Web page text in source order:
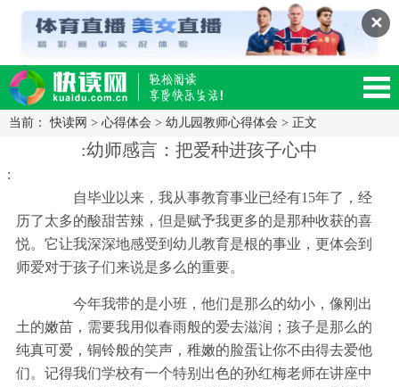
✕
读网-轻松阅读,快乐生活移动版
当前：快读网 > 心得体会 > 幼儿园教师心得体会 > 正文
:幼师感言：把爱种进孩子心中
:
自毕业以来，我从事教育事业已经有15年了，经
历了太多的酸甜苦辣，但是赋予我更多的是那种收获的喜
悦。它让我深深地感受到幼儿教育是根的事业，更体会到
师爱对于孩子们来说是多么的重要。
今年我带的是小班，他们是那么的幼小，像刚出
土的嫩苗，需要我用似春雨般的爱去滋润；孩子是那么的
纯真可爱，铜铃般的笑声，稚嫩的脸蛋让你不由得去爱他
们。记得我们学校有一个特别出色的孙红梅老师在讲座中